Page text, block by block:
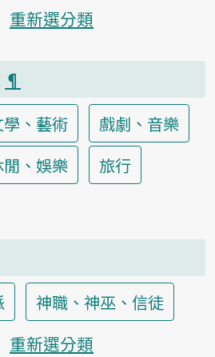
重新選分類
¶
學、藝術
戲劇、音樂
、娛樂
旅行
神職、神巫、信徒
重新選分類